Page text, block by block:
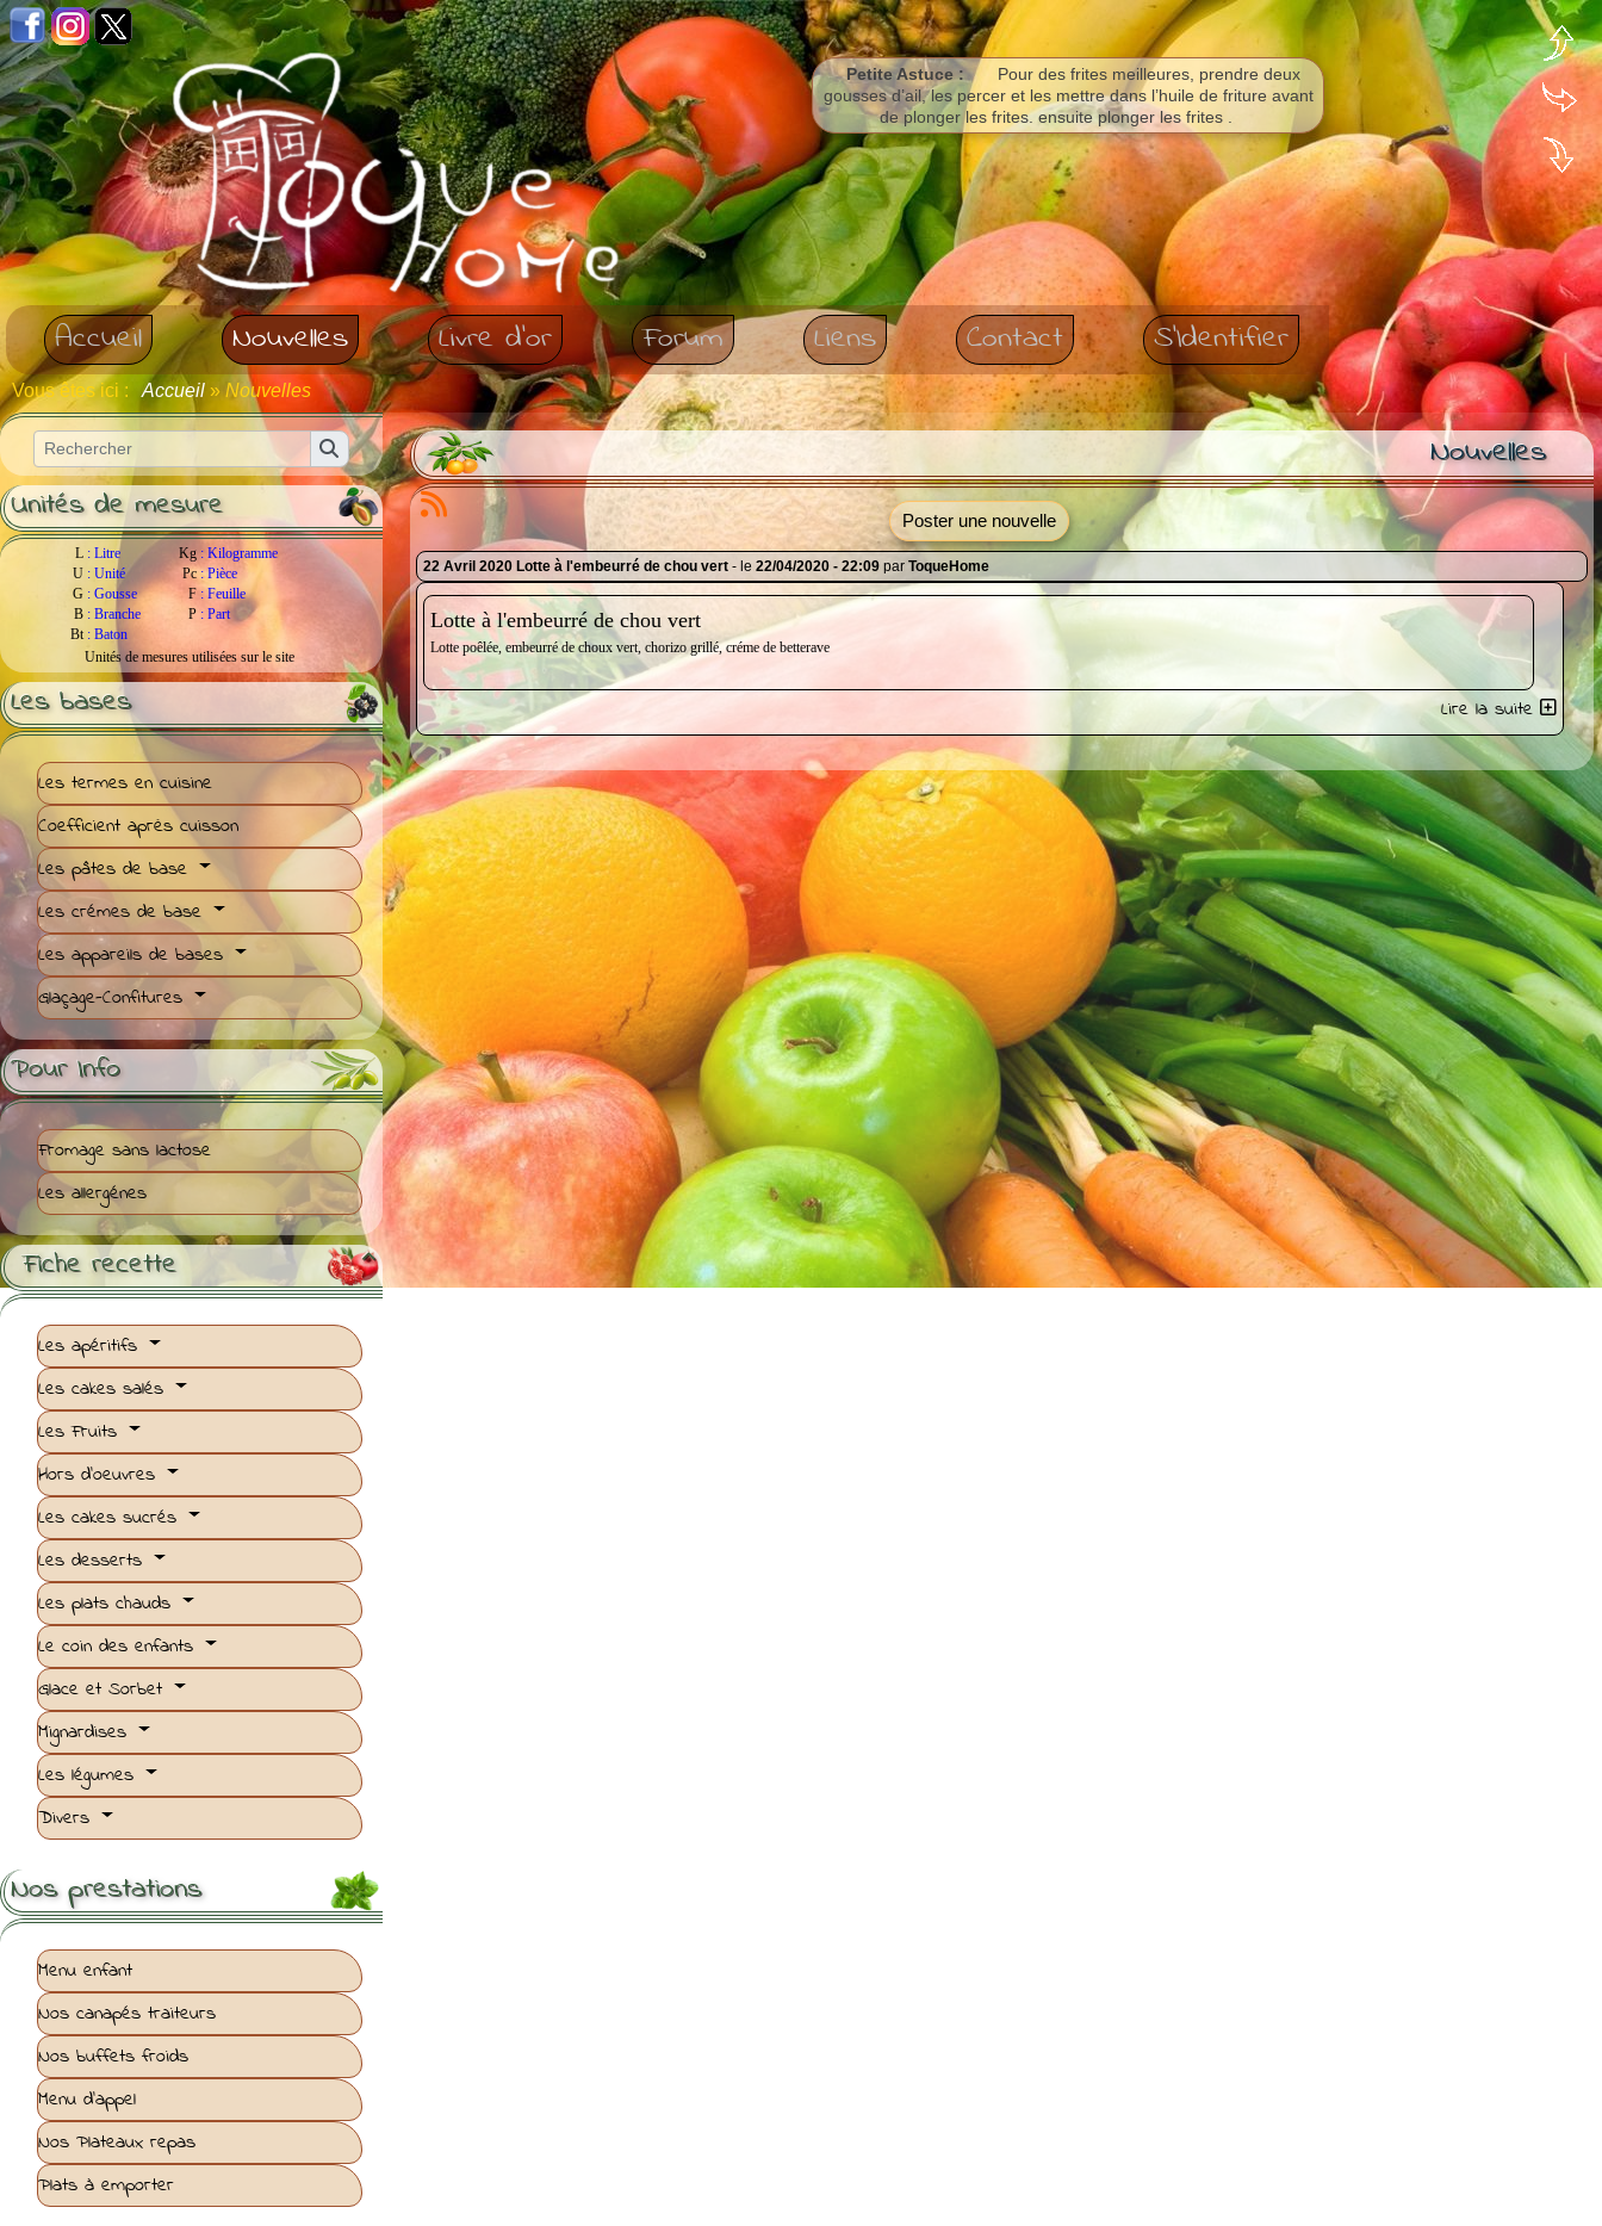
Petite Astuce :
Pour des frites meilleures, prendre deux
gousses d’ail, les percer et les mettre dans l’huile de friture avant
de plonger les frites. ensuite plonger les frites .
Accueil Nouvelles Livre d'or Forum Liens Contact S'Identifier
Vous êtes ici : Accueil » Nouvelles
Unités de mesure
L : Litre Kg : Kilogramme
U : Unité Pc : Pièce
G : Gousse F : Feuille
B : Branche P : Part
Bt : Baton
Unités de mesures utilisées sur le site
Les bases
Les termes en cuisine
Coefficient après cuisson
Les pâtes de base
Les crémes de base
Les appareils de bases
Glaçage-Confitures
Pour Info
Fromage sans lactose
Les allergénes

Fiche recette
Les apéritifs
Les cakes salés
Les Fruits
Hors d'oeuvres
Les cakes sucrés
Les desserts
Les plats chauds
Le coin des enfants
Glace et Sorbet
Mignardises
Les légumes
Divers
Nos prestations
Menu enfant
Nos canapés traiteurs
Nos buffets froids
Menu d'appel
Nos Plateaux repas
Plats à emporter
Nouvelles
Poster une nouvelle
22 Avril 2020 Lotte à l'embeurré de chou vert - le 22/04/2020 - 22:09par ToqueHome
Lotte à l'embeurré de chou vert
Lotte poêlée, embeurré de choux vert, chorizo grillé, créme de betterave
Lire la suite
Panneau de gestion des cookies